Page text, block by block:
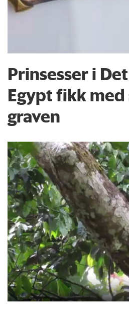
Prinsesser i
Egypt fikk med
graven